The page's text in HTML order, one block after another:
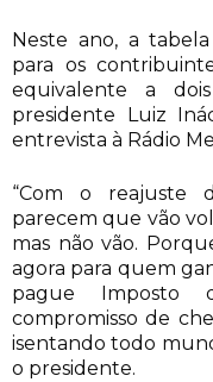
Neste ano, a
para os
equivalente a
presidente Luiz
entrevista à Rádio
“Com o reajuste
parecem que vão
mas não vão.
agora para quem
pague
compromisso de
isentando todo
o presidente.